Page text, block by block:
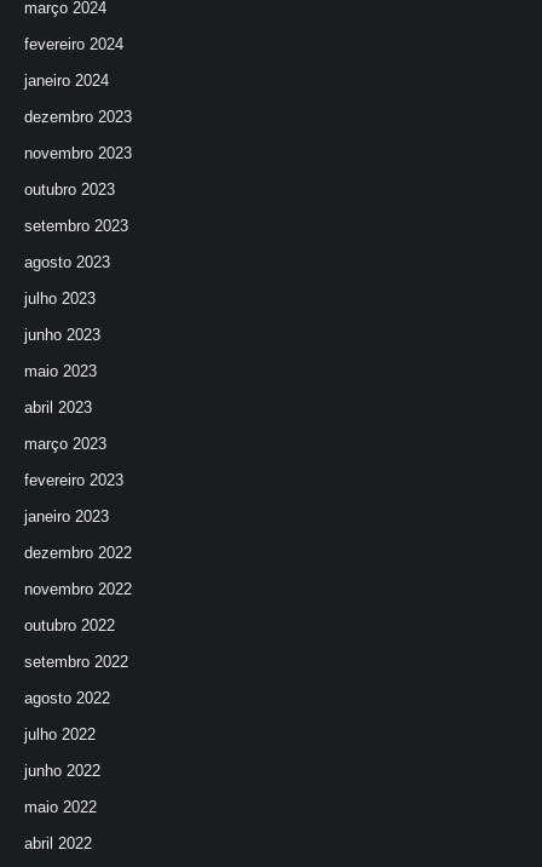
março 2024
fevereiro 2024
janeiro 2024
dezembro 2023
novembro 2023
outubro 2023
setembro 2023
agosto 2023
julho 2023
junho 2023
maio 2023
abril 2023
março 2023
fevereiro 2023
janeiro 2023
dezembro 2022
novembro 2022
outubro 2022
setembro 2022
agosto 2022
julho 2022
junho 2022
maio 2022
abril 2022